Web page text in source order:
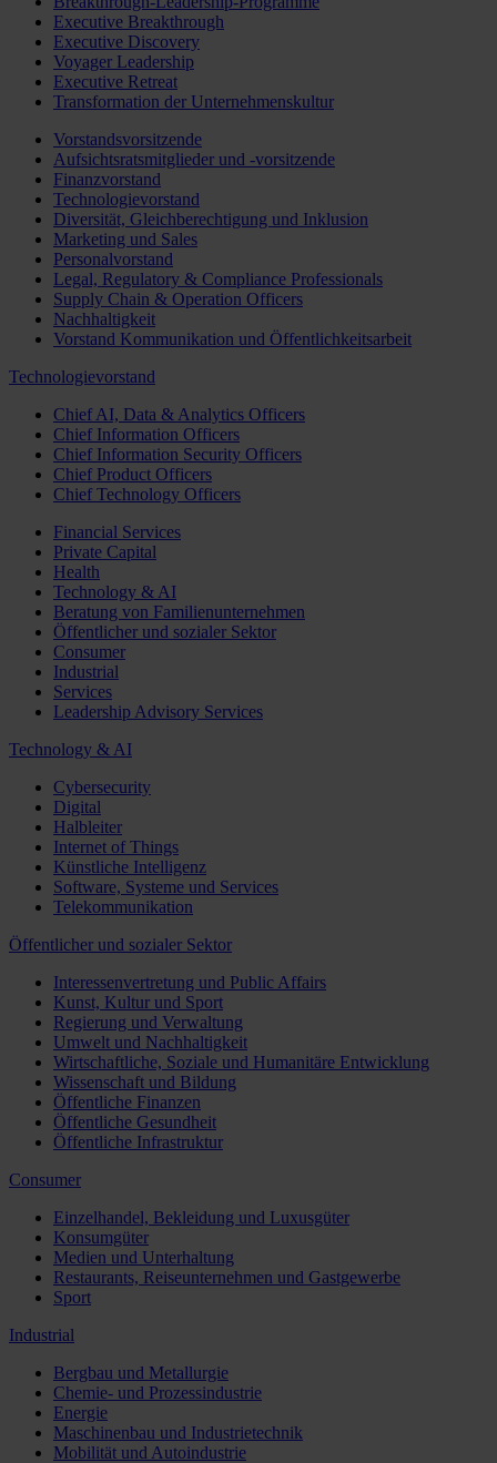
Executive Breakthrough
Executive Discovery
Voyager Leadership
Executive Retreat
Transformation der Unternehmenskultur
Vorstandsvorsitzende
Aufsichtsratsmitglieder und -vorsitzende
Finanzvorstand
Technologievorstand
Diversität, Gleichberechtigung und Inklusion
Marketing und Sales
Personalvorstand
Legal, Regulatory & Compliance Professionals
Supply Chain & Operation Officers
Nachhaltigkeit
Vorstand Kommunikation und Öffentlichkeitsarbeit
Technologievorstand
Chief AI, Data & Analytics Officers
Chief Information Officers
Chief Information Security Officers
Chief Product Officers
Chief Technology Officers
Financial Services
Private Capital
Health
Technology & AI
Beratung von Familienunternehmen
Öffentlicher und sozialer Sektor
Consumer
Industrial
Services
Leadership Advisory Services
Technology & AI
Cybersecurity
Digital
Halbleiter
Internet of Things
Künstliche Intelligenz
Software, Systeme und Services
Telekommunikation
Öffentlicher und sozialer Sektor
Interessenvertretung und Public Affairs
Kunst, Kultur und Sport
Regierung und Verwaltung
Umwelt und Nachhaltigkeit
Wirtschaftliche, Soziale und Humanitäre Entwicklung
Wissenschaft und Bildung
Öffentliche Finanzen
Öffentliche Gesundheit
Öffentliche Infrastruktur
Consumer
Einzelhandel, Bekleidung und Luxusgüter
Konsumgüter
Medien und Unterhaltung
Restaurants, Reiseunternehmen und Gastgewerbe
Sport
Industrial
Bergbau und Metallurgie
Chemie- und Prozessindustrie
Energie
Maschinenbau und Industrietechnik
Mobilität und Autoindustrie